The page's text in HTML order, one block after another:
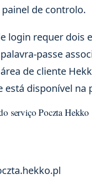
de controlo.
login requer dois
passe
de cliente
está disponível
serviço Poczta Hekko